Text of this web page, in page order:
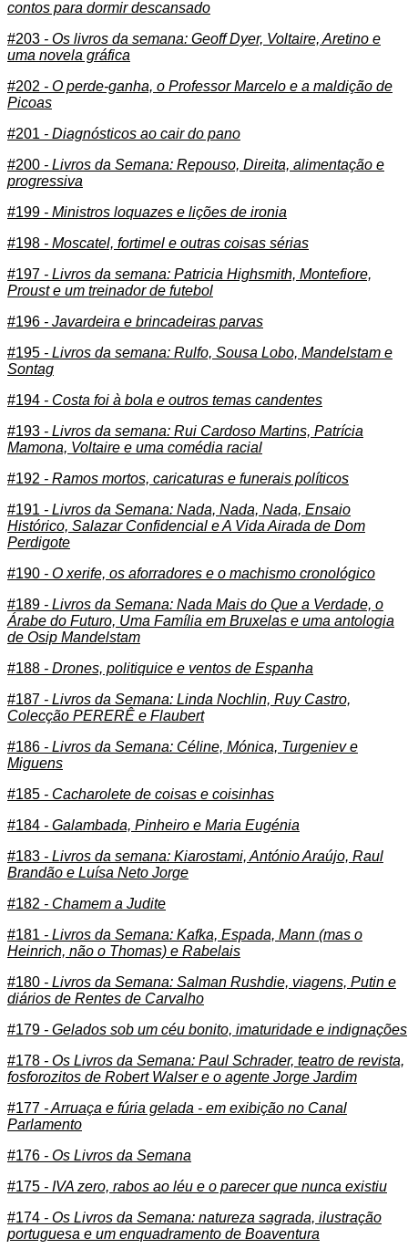
contos para dormir descansado
#203 - Os livros da semana: Geoff Dyer, Voltaire, Aretino e
uma novela gráfica
#202 - O perde-ganha, o Professor Marcelo e a maldição de
Picoas
#201 - Diagnósticos ao cair do pano
#200 - Livros da Semana: Repouso, Direita, alimentação e
progressiva
#199 - Ministros loquazes e lições de ironia
#198 - Moscatel, fortimel e outras coisas sérias
#197 - Livros da semana: Patricia Highsmith, Montefiore,
Proust e um treinador de futebol
#196 - Javardeira e brincadeiras parvas
#195 - Livros da semana: Rulfo, Sousa Lobo, Mandelstam e
Sontag
#194 - Costa foi à bola e outros temas candentes
#193 - Livros da semana: Rui Cardoso Martins, Patrícia
Mamona, Voltaire e uma comédia racial
#192 - Ramos mortos, caricaturas e funerais políticos
#191 - Livros da Semana: Nada, Nada, Nada, Ensaio
Histórico, Salazar Confidencial e A Vida Airada de Dom
Perdigote
#190 - O xerife, os aforradores e o machismo cronológico
#189 - Livros da Semana: Nada Mais do Que a Verdade, o
Árabe do Futuro, Uma Família em Bruxelas e uma antologia
de Osip Mandelstam
#188 - Drones, politiquice e ventos de Espanha
#187 - Livros da Semana: Linda Nochlin, Ruy Castro,
Colecção PERERÊ e Flaubert
#186 - Livros da Semana: Céline, Mónica, Turgeniev e
Miguens
#185 - Cacharolete de coisas e coisinhas
#184 - Galambada, Pinheiro e Maria Eugénia
#183 - Livros da semana: Kiarostami, António Araújo, Raul
Brandão e Luísa Neto Jorge
#182 - Chamem a Judite
#181 - Livros da Semana: Kafka, Espada, Mann (mas o
Heinrich, não o Thomas) e Rabelais
#180 - Livros da Semana: Salman Rushdie, viagens, Putin e
diários de Rentes de Carvalho
#179 - Gelados sob um céu bonito, imaturidade e indignações
#178 - Os Livros da Semana: Paul Schrader, teatro de revista,
fosforozitos de Robert Walser e o agente Jorge Jardim
#177 - Arruaça e fúria gelada - em exibição no Canal
Parlamento
#176 - Os Livros da Semana
#175 - IVA zero, rabos ao léu e o parecer que nunca existiu
#174 - Os Livros da Semana: natureza sagrada, ilustração
portuguesa e um enquadramento de Boaventura